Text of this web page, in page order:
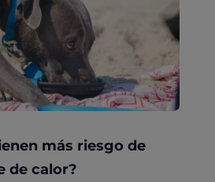
más riesgo de
de calor?